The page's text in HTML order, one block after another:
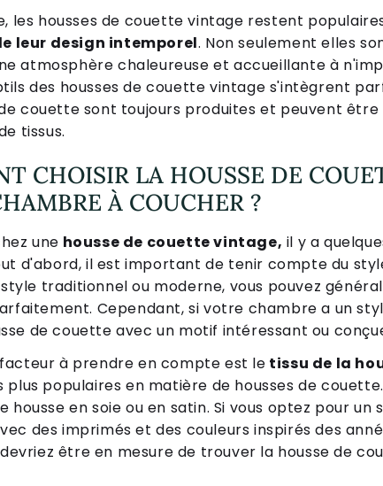
les housses de couette vintage restent
leur design intemporel. Non seulement elles
atmosphère chaleureuse et accueillante à
des housses de couette vintage s'intègrent
couette sont toujours produites et peuvent
tissus.
CHOISIR LA HOUSSE DE
À COUCHER ?
une housse de couette vintage, il y a
d'abord, il est important de tenir compte du
traditionnel ou moderne, vous pouvez
Cependant, si votre chambre a un
de couette avec un motif intéressant ou
facteur à prendre en compte est le tissu de la
plus populaires en matière de housses de
housse en soie ou en satin. Si vous optez pour
des imprimés et des couleurs inspirés des
être en mesure de trouver la housse de